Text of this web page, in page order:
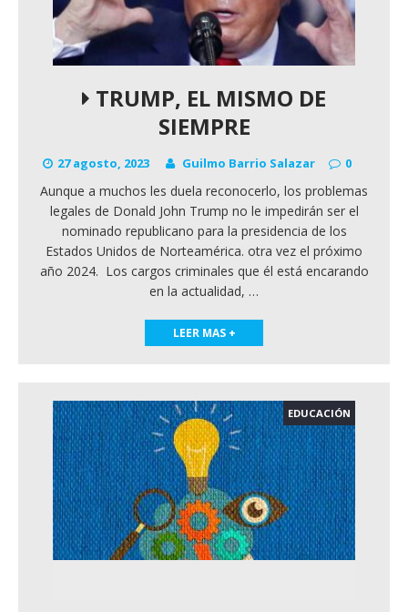
TRUMP, EL MISMO DE
SIEMPRE
27 agosto, 2023 Guilmo Barrio Salazar 0
Aunque a muchos les duela reconocerlo, los problemas
legales de Donald John Trump no le impedirán ser el
nominado republicano para la presidencia de los
Estados Unidos de Norteamérica. otra vez el próximo
año 2024. Los cargos criminales que él está encarando
en la actualidad, …
LEER MAS +
EDUCACIÓN